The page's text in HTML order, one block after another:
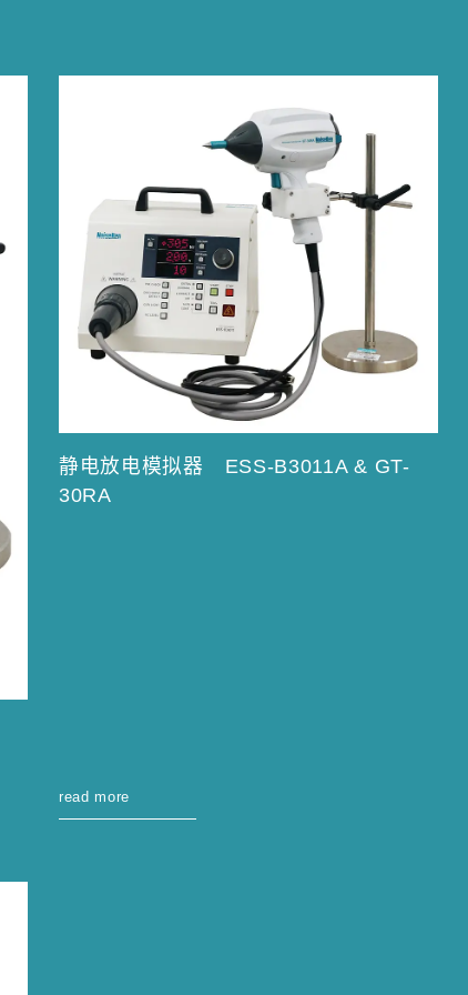
静电放电模拟器 ESS-B3011A & GT-
30RA
read more